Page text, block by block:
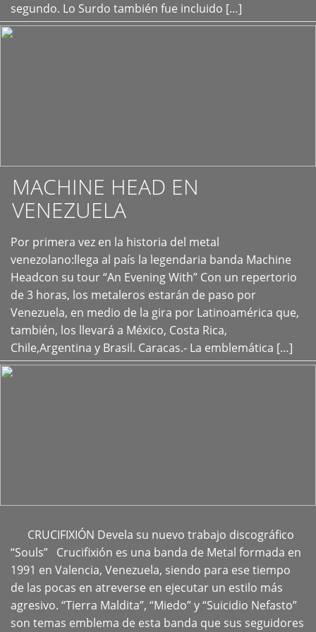
segundo. Lo Surdo también fue incluido […]
MACHINE HEAD EN
VENEZUELA
Por primera vez en la historia del metal
venezolano:llega al país la legendaria banda Machine
Headcon su tour “An Evening With” Con un repertorio
de 3 horas, los metaleros estarán de paso por
Venezuela, en medio de la gira por Latinoamérica que,
también, los llevará a México, Costa Rica,
Chile,Argentina y Brasil. Caracas.- La emblemática […]
+
CRUCIFIXIÓN Devela su nuevo trabajo discográfico
“Souls” Crucifixión es una banda de Metal formada en
1991 en Valencia, Venezuela, siendo para ese tiempo
de las pocas en atreverse en ejecutar un estilo más
agresivo. “Tierra Maldita”, “Miedo” y “Suicidio Nefasto”
son temas emblema de esta banda que sus seguidores
+